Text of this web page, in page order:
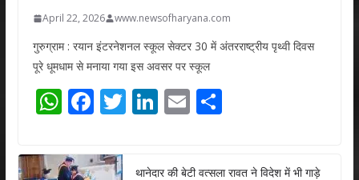
April 22, 2026 www.newsofharyana.com
गुरुग्राम : रयान इंटरनेशनल स्कूल सेक्टर 30 में अंतरराष्ट्रीय पृथ्वी दिवस
पूरे धूमधाम से मनाया गया इस अवसर पर स्कूल
W
at
F
e
T Li E S
थानेदार की बेटी वत्सला रावत ने विदेश में भी गाड़े